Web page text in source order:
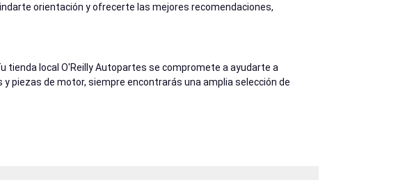
orientación y ofrecerte las mejores recomendaciones,
tienda local O'Reilly Autopartes se compromete a ayudarte a
piezas de motor, siempre encontrarás una amplia selección de